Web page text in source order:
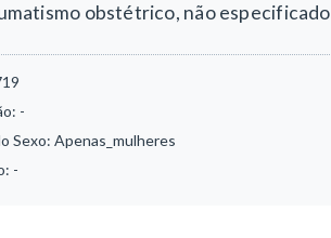
obstétrico, não especificado
-
Sexo: Apenas_mulheres
-